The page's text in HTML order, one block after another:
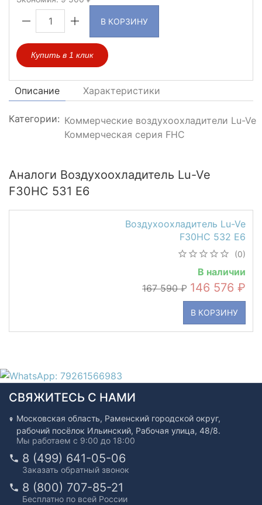
В КОРЗИНУ
Купить в 1 клик
Описание Характеристики
Категории: Коммерческие воздухоохладители Lu-Ve
Коммерческая серия FHC
Аналоги Воздухоохладитель Lu-Ve
F30HC 531 E6
Воздухоохладитель Lu-Ve
F30HC 532 E6
(0)
В наличии
167 590
146 576
В КОРЗИНУ
СВЯЖИТЕСЬ С НАМИ
Московская область, Раменский городской округ,
рабочий посёлок Ильинский, Рабочая улица, 48/8.
Мы работаем с 9:00 до 18:00
8 (499) 641-05-06
Заказать обратный звонок
8 (800) 707-85-21
Бесплатно по всей России